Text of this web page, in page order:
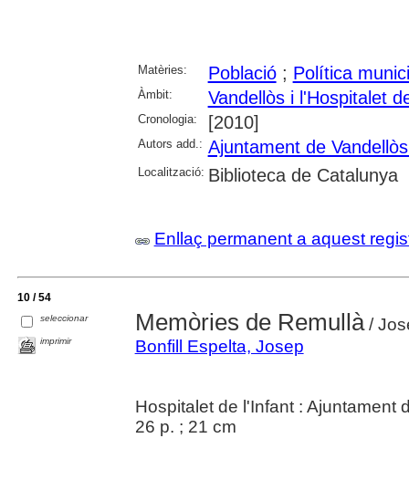
Matèries: Població; Política
Àmbit: Vandellòs i l'Hospitalet
Cronologia: [2010]
Autors add.: Ajuntament de
Localització: Biblioteca de Catalunya
Enllaç permanent a aquest
10 / 54
seleccionar
imprimir
Memòries de Remullà/
Bonfill Espelta, Josep
Hospitalet de l'Infant : Ajuntament
26 p. ; 21 cm